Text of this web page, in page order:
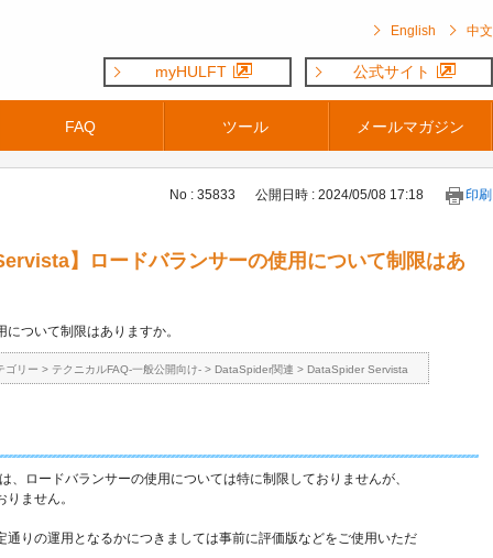
English 中文
FAQ ツール メールマガジン
myHULFT 公式サイト
No : 35833 公開日時 : 2024/05/08 17:18 印刷
】ロードバランサーの使用について制限はあ
ついて制限はありますか。
ゴリー > テクニカルFAQ-一般公開向け-> DataSpider関連 > DataSpider Servista
、ロードバランサーの使用については特に制限しておりませんが、
ません。
通りの運用となるかにつきましては事前に評価版などをご使用いただ